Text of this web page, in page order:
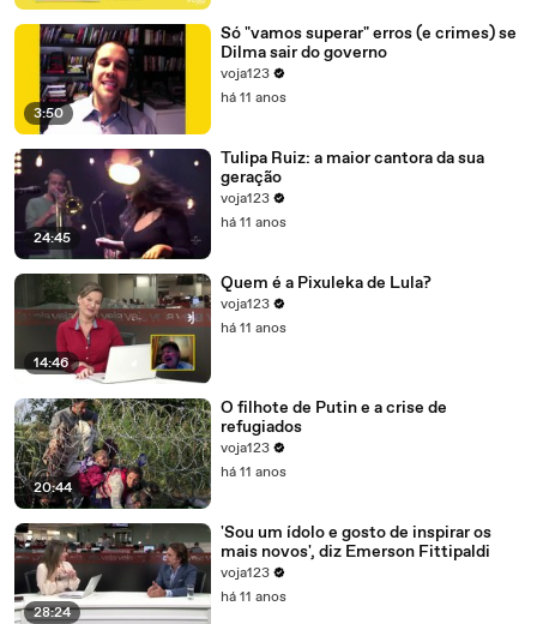
3:50
Só "vamos superar" erros (e crimes) se
Dilma sair do governo
voja123
há 11 anos
24:45
Tulipa Ruiz: a maior cantora da sua
geração
voja123
há 11 anos
14:46
Quem é a Pixuleka de Lula?
voja123
há 11 anos
20:44
O filhote de Putin e a crise de
refugiados
voja123
há 11 anos
28:24
'Sou um ídolo e gosto de inspirar os
mais novos', diz Emerson Fittipaldi
voja123
há 11 anos